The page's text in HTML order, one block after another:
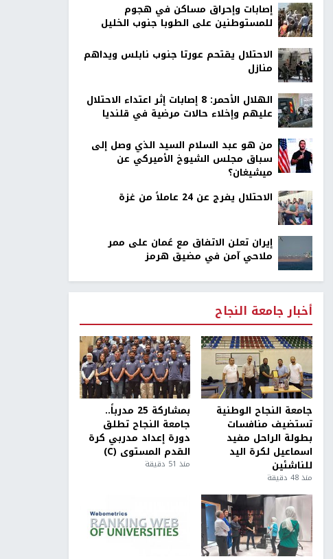
إصابات وإحراق مساكن في هجوم
للمستوطنين على الطوبا جنوب الخليل
الاحتلال يقتحم عورتا جنوب نابلس ويداهم
منازل
الهلال الأحمر: 8 إصابات إثر اعتداء الاحتلال
عليهم وإخلاء حالات مرضية في قلنديا
من هو عبد السلام السيد الذي وصل إلى
سباق مجلس الشيوخ الأميركي عن
ميشيغان؟
الاحتلال يفرج عن 24 عاملاً من غزة
إيران تعلن الاتفاق مع عُمان على ممر
ملاحي آمن في مضيق هرمز
أخبار جامعة النجاح
جامعة النجاح الوطنية
تستضيف منافسات
بطولة الراحل مفيد
اسماعيل لكرة اليد
للناشئين
منذ 48 دقيقة
بمشاركة 25 مدرباً..
جامعة النجاح تطلق
دورة إعداد مدربي كرة
القدم المستوى (C)
منذ 51 دقيقة